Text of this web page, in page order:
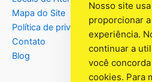
Mapa do Site
Política de privacidade
Contato
Blog
Nosso site
proporcionar
experiência.
continuar a
você
cookies. Para